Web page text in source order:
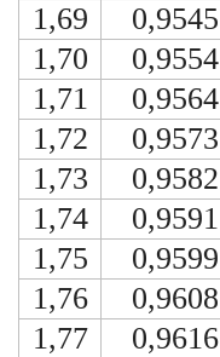
1,69
0,9545
1,70
0,9554
1,71
0,9564
1,72
0,9573
1,73
0,9582
1,74
0,9591
1,75
0,9599
1,76
0,9608
1,77
0,9616